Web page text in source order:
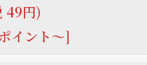
49円)
イント～]